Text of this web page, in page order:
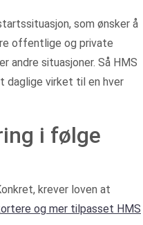
som ønsker å
offentlige og private
andre situasjoner. Så HMS
daglige virket til en hver
i følge
krever loven at
og mer tilpasset HMS